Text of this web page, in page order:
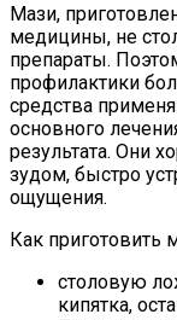
Мази,
медицины, не
препараты.
профилактики
средства
основного
результата. Они
зудом, быстро
ощущения.
Как приготовить
столовую
кипятка,